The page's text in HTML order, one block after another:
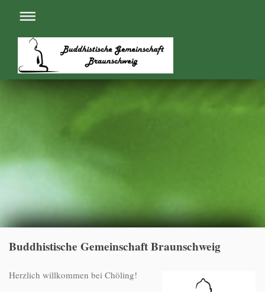
Buddhistische Gemeinschaft Braunschweig
Herzlich willkommen bei Chöling!